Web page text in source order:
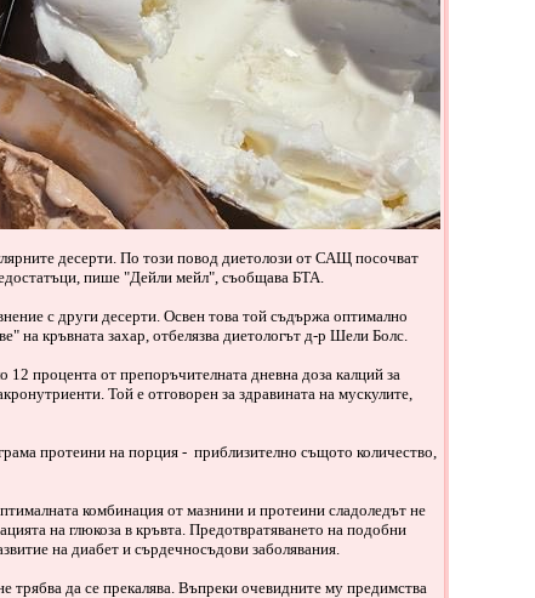
десерти. По този повод диетолози от САЩ посочват
пише "Дейли мейл", съобщава БТА.
с други десерти. Освен това той съдържа оптимално
на кръвната захар, отбелязва диетологът д-р Шели Болс.
процента от препоръчителната дневна доза калций за
Той е отговорен за здравината на мускулите,
протеини на порция - приблизително същото количество,
комбинация от мазнини и протеини сладоледът не
на глюкоза в кръвта. Предотвратяването на подобни
на диабет и сърдечносъдови заболявания.
трябва да се прекалява. Въпреки очевидните му предимства